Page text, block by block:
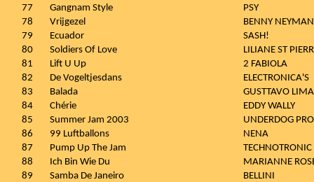
77
Gangnam Style
PSY
78
Vrijgezel
BENNY NEYMAN
79
Ecuador
SASH!
80
Soldiers Of Love
LILIANE ST
81
Lift U Up
2 FABIOLA
82
De Vogeltjesdans
ELECTRONICA'S
83
Balada
GUSTTAVO LIMA
84
Chérie
EDDY WALLY
85
Summer Jam 2003
UNDERDOG
86
99 Luftballons
NENA
87
Pump Up The Jam
TECHNOTRONIC
88
Ich Bin Wie Du
MARIANNE
89
Samba De Janeiro
BELLINI